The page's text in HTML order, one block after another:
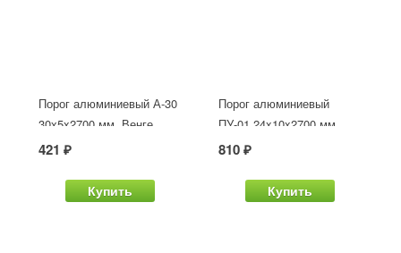
Порог алюминиевый А-30
30х5x2700 мм, Венге
421 ₽
Купить
Порог алюминиевый
ПУ-01 24x10x2700 мм,
окрашенный в черный
810 ₽
Купить